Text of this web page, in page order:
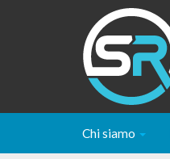
Chi siamo